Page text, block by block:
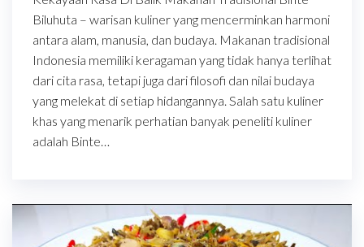
Biluhuta – warisan kuliner yang mencerminkan harmoni
antara alam, manusia, dan budaya. Makanan tradisional
Indonesia memiliki keragaman yang tidak hanya terlihat
dari cita rasa, tetapi juga dari filosofi dan nilai budaya
yang melekat di setiap hidangannya. Salah satu kuliner
khas yang menarik perhatian banyak peneliti kuliner
adalah Binte…